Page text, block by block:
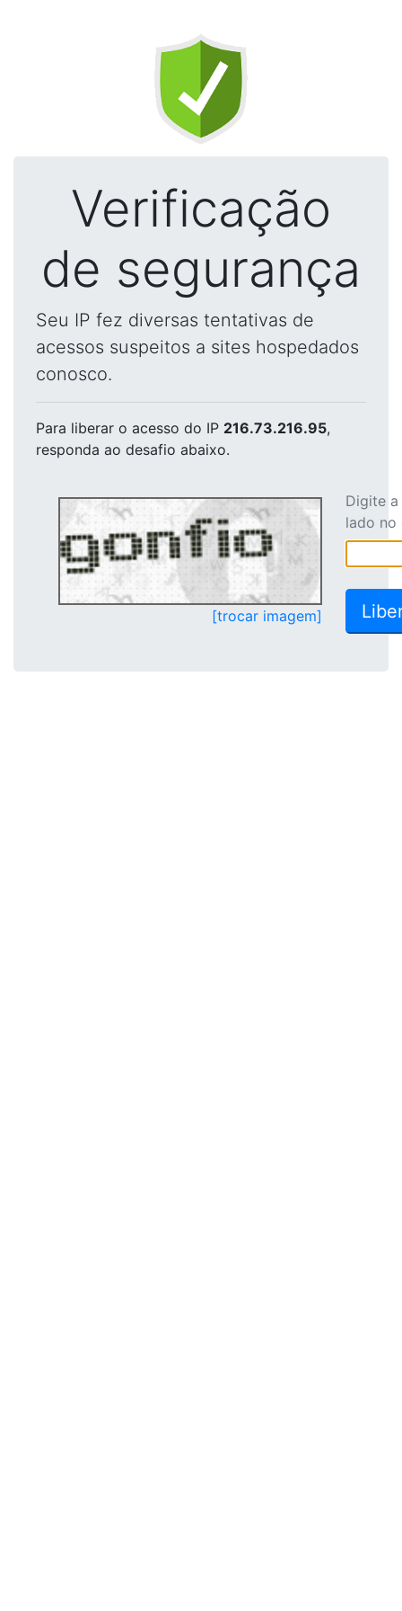
Verificação
de segurança
Seu IP fez diversas tentativas de
acessos suspeitos a sites hospedados
conosco.
Para liberar o acesso do IP 216.73.216.95,
responda ao desafio abaixo.
[trocar imagem]
Digite
lado no